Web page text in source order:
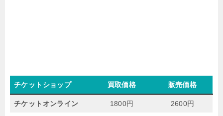
チケットショップ 買取価格 販売価格
チケットオンライン 1800円 2600円